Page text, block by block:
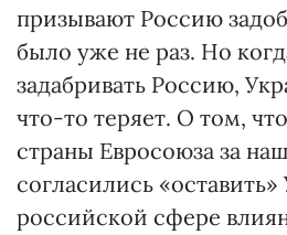
призывают Россию
было уже не раз. Но
задабривать Россию,
что-то теряет. О том,
страны Евросоюза за
согласились «оставить»
российской сфере